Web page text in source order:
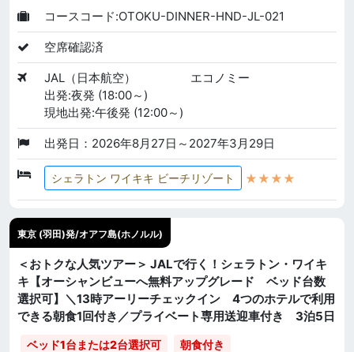
コースコード:OTOKU-DINNER-HND-JL-021
空席確認済
JAL（日本航空）
エコノミー
出発:夜発 (18:00～)
現地出発:午後発 (12:00～)
出発日：2026年8月27日～2027年3月29日
シェラトン ワイキキ ビーチリゾート ★★★★
東京 (羽田)発/オアフ島(ホノルル)
＜おトクな人気ツアー＞ JALで行く！シェラトン・ワイキ
キ【オーシャンビューへ無料アップグレード ベッド台数
選択可】＼13時アーリーチェックイン 4つのホテルで利用
できる朝食1回付き／プライベート専用送迎車付き 3泊5日
ベッド1台または2台選択可 朝食付き